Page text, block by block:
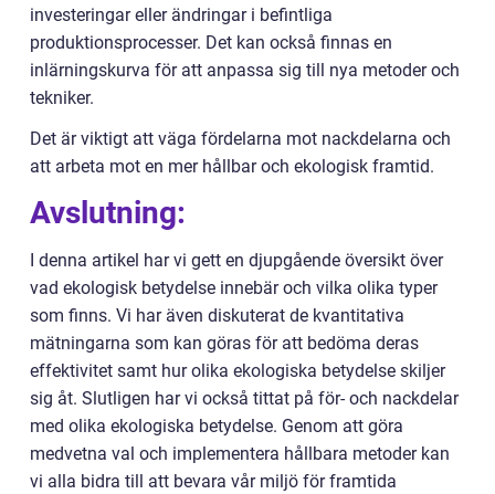
investeringar eller ändringar i befintliga
produktionsprocesser. Det kan också finnas en
inlärningskurva för att anpassa sig till nya metoder och
tekniker.
Det är viktigt att väga fördelarna mot nackdelarna och
att arbeta mot en mer hållbar och ekologisk framtid.
Avslutning:
I denna artikel har vi gett en djupgående översikt över
vad ekologisk betydelse innebär och vilka olika typer
som finns. Vi har även diskuterat de kvantitativa
mätningarna som kan göras för att bedöma deras
effektivitet samt hur olika ekologiska betydelse skiljer
sig åt. Slutligen har vi också tittat på för- och nackdelar
med olika ekologiska betydelse. Genom att göra
medvetna val och implementera hållbara metoder kan
vi alla bidra till att bevara vår miljö för framtida